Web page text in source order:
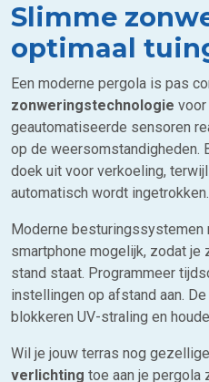
Slimme
optimaal
Een moderne pergola is pas
zonweringstechnologie voor
geautomatiseerde sensoren
op de weersomstandigheden.
doek uit voor verkoeling,
automatisch wordt ingetrokken.
Moderne besturingssystemen
smartphone mogelijk, zodat je
stand staat. Programmeer
instellingen op afstand aan.
blokkeren UV-straling en
Wil je jouw terras nog
verlichting toe aan je pergola